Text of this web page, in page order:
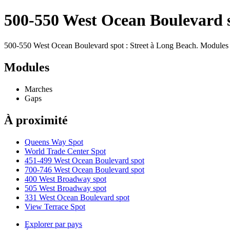
500-550 West Ocean Boulevard
500-550 West Ocean Boulevard spot : Street à Long Beach.
Modules
Marches
Gaps
À proximité
Queens Way Spot
World Trade Center Spot
451-499 West Ocean Boulevard spot
700-746 West Ocean Boulevard spot
400 West Broadway spot
505 West Broadway spot
331 West Ocean Boulevard spot
View Terrace Spot
Explorer par pays